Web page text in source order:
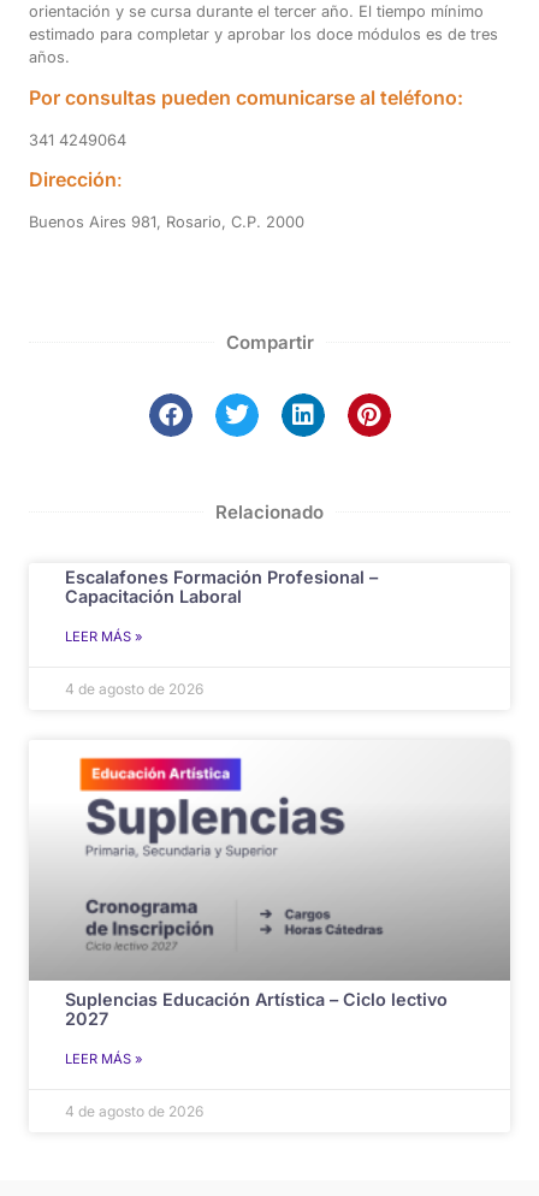
orientación y se cursa durante el tercer año. El tiempo mínimo
estimado para completar y aprobar los doce módulos es de tres
años.
Por consultas pueden comunicarse al teléfono:
341 4249064
Dirección:
Buenos Aires 981, Rosario, C.P. 2000
Compartir
Relacionado
Escalafones Formación Profesional –
Capacitación Laboral
LEER MÁS »
4 de agosto de 2026
Suplencias Educación Artística – Ciclo lectivo
2027
LEER MÁS »
4 de agosto de 2026